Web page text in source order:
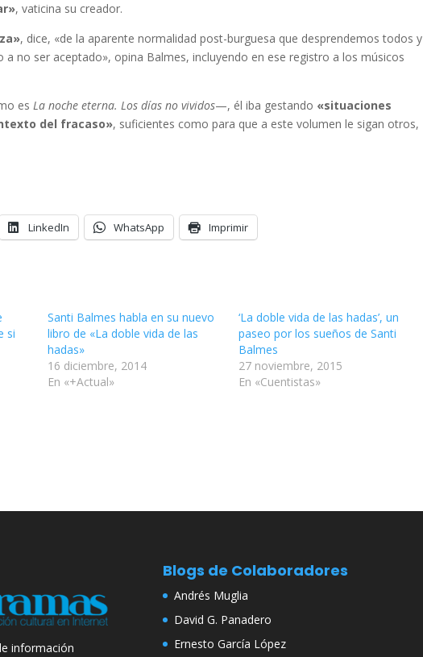
, vaticina su creador.
, dice, «de la aparente normalidad post-burguesa que desprendemos todos y
a no ser aceptado», opina Balmes, incluyendo en ese registro a los músicos
es La noche eterna. Los días no vividos—, él iba gestando «situaciones
del fracaso», suficientes como para que a este volumen le sigan otros,
LinkedIn WhatsApp Imprimir
si
Santi Balmes habla en su nuevo
libro de «La doble vida de las
hadas»
16 diciembre, 2014
En «+Actual»
‘La doble vida de las hadas’, un
paseo por los sueños de Santi
Balmes
27 noviembre, 2015
En «Cuentistas»
información
Blogs de Colaboradores
Andrés Muglia
David G. Panadero
Ernesto García López